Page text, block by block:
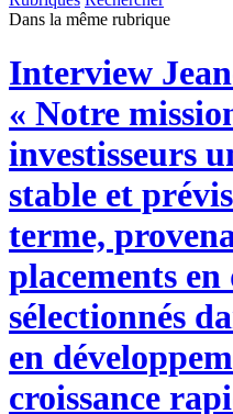
Dans la même rubrique
Interview
« Notre
investisseurs
stable et
terme,
placements en
sélectionnés
en
croissance